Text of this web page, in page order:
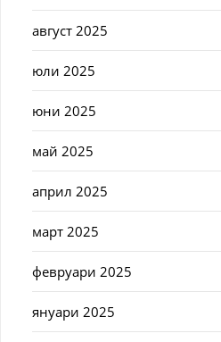
август 2025
юли 2025
юни 2025
май 2025
април 2025
март 2025
февруари 2025
януари 2025